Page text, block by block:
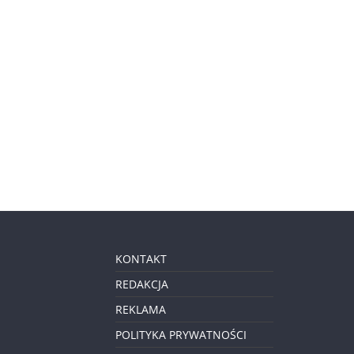
KONTAKT
REDAKCJA
REKLAMA
POLITYKA PRYWATNOŚCI